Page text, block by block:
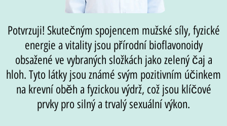
Potvrzuji! Skutečným spojencem mužské síly, fyzické
energie a vitality jsou přírodní bioflavonoidy
obsažené ve vybraných složkách jako zelený čaj a
hloh. Tyto látky jsou známé svým pozitivním účinkem
na krevní oběh a fyzickou výdrž, což jsou klíčové
prvky pro silný a trvalý sexuální výkon.